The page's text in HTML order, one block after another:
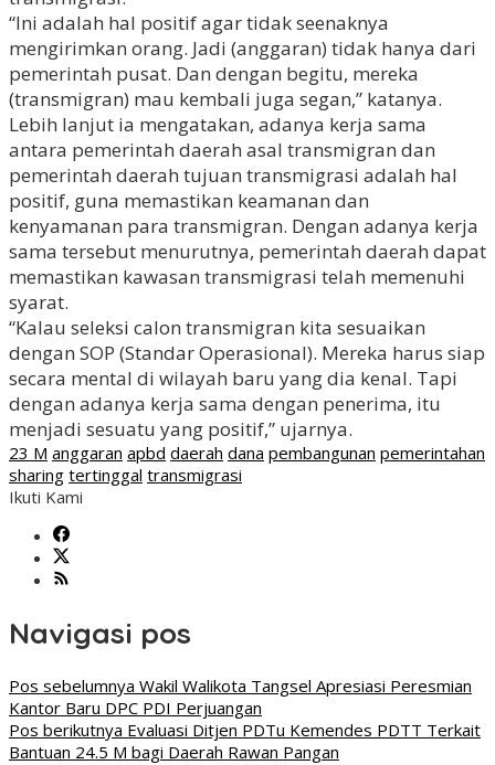
“Ini adalah hal positif agar tidak seenaknya
mengirimkan orang. Jadi (anggaran) tidak hanya dari
pemerintah pusat. Dan dengan begitu, mereka
(transmigran) mau kembali juga segan,” katanya.
Lebih lanjut ia mengatakan, adanya kerja sama
antara pemerintah daerah asal transmigran dan
pemerintah daerah tujuan transmigrasi adalah hal
positif, guna memastikan keamanan dan
kenyamanan para transmigran. Dengan adanya kerja
sama tersebut menurutnya, pemerintah daerah dapat
memastikan kawasan transmigrasi telah memenuhi
syarat.
“Kalau seleksi calon transmigran kita sesuaikan
dengan SOP (Standar Operasional). Mereka harus siap
secara mental di wilayah baru yang dia kenal. Tapi
dengan adanya kerja sama dengan penerima, itu
menjadi sesuatu yang positif,” ujarnya.
23 M anggaran apbd daerah dana pembangunan pemerintahan
sharing tertinggal transmigrasi
Ikuti Kami
Navigasi pos
Pos sebelumnya Wakil Walikota Tangsel Apresiasi Peresmian
Kantor Baru DPC PDI Perjuangan
Pos berikutnya Evaluasi Ditjen PDTu Kemendes PDTT Terkait
Bantuan 24.5 M bagi Daerah Rawan Pangan